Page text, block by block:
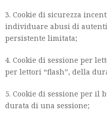
3. Cookie di sicurezza
individuare abusi di
persistente limitata;
4. Cookie di sessione per
per lettori “flash”, della
5. Cookie di sessione per il
durata di una sessione;